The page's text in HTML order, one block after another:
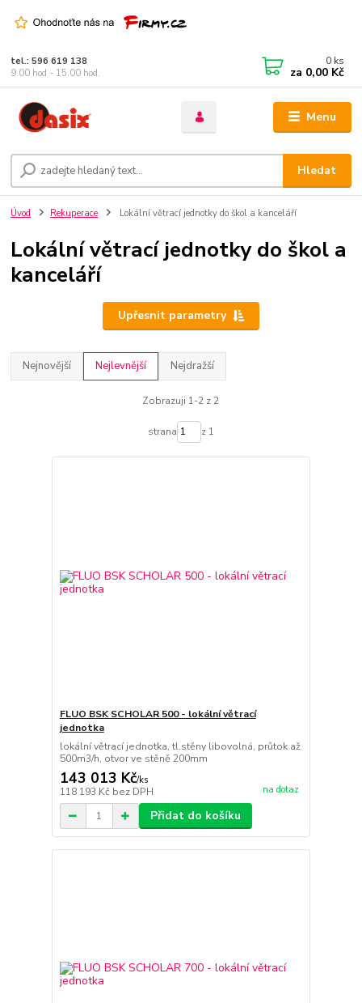
Menu
Hledat
tel.: 596 619 138
9.00 hod - 15.00 hod.
0 ks
za 0,00 Kč
Úvod Rekuperace Lokální větrací jednotky do škol a kanceláří
Lokální větrací jednotky do škol a
kanceláří
Upřesnit parametry
Nejnovější Nejlevnější Nejdražší
Zobrazuji 1-2 z 2
strana z 1
FLUO BSK SCHOLAR 500 - lokální větrací
jednotka
lokální větrací jednotka, tl.stěny libovolná, průtok až
500m3/h, otvor ve stěně 200mm
143 013 Kč/ks
118 193 Kč bez DPH na dotaz
Přidat do košíku